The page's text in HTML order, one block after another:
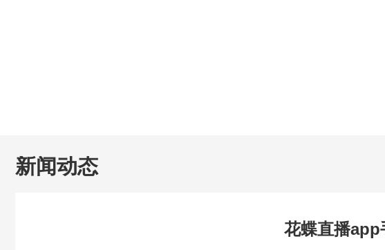
新闻动态
花蝶直播app